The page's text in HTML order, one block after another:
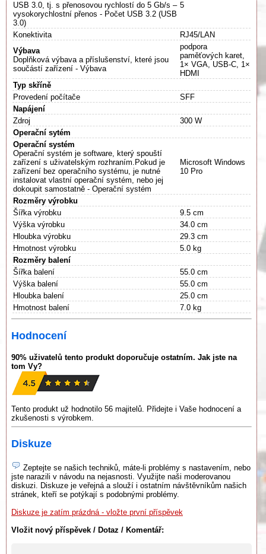
USB 3.0, tj. s přenosovou rychlostí do 5 Gb/s –
vysokorychlostní přenos - Počet USB 3.2 (USB
3.0)
5
Konektivita
RJ45/LAN
Výbava
Doplňková výbava a příslušenství, které jsou
součástí zařízení - Výbava
podpora
paměťových karet,
1× VGA, USB-C, 1×
HDMI
Typ skříně
Provedení počítače
SFF
Napájení
Zdroj
300 W
Operační sytém
Operační systém
Operační systém je software, který spouští
zařízení s uživatelským rozhraním.Pokud je
zařízení bez operačního systému, je nutné
instalovat vlastní operační systém, nebo jej
dokoupit samostatně - Operační systém
Microsoft Windows
10 Pro
Rozměry výrobku
Šířka výrobku
9.5 cm
Výška výrobku
34.0 cm
Hloubka výrobku
29.3 cm
Hmotnost výrobku
5.0 kg
Rozměry balení
Šířka balení
55.0 cm
Výška balení
55.0 cm
Hloubka balení
25.0 cm
Hmotnost balení
7.0 kg
Hodnocení
90% uživatelů tento produkt doporučuje ostatním. Jak jste na
tom Vy?
Tento produkt už hodnotilo 56 majitelů. Přidejte i Vaše hodnocení a
zkušenosti s výrobkem.
Diskuze
Zeptejte se našich techniků, máte-li problémy s nastavením, nebo
jste narazili v návodu na nejasnosti. Využijte naši moderovanou
diskuzi. Diskuze je veřejná a slouží i ostatním návštěvníkům našich
stránek, kteří se potýkají s podobnými problémy.
Diskuze je zatím prázdná - vložte první příspěvek
Vložit nový příspěvek / Dotaz / Komentář: